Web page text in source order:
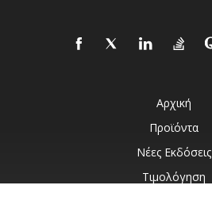
Αρχική
Προϊόντα
Νέες Εκδόσεις
Τιμολόγηση